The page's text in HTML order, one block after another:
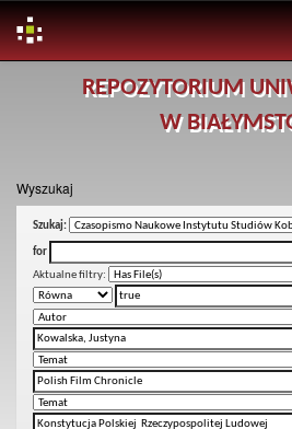
REPOZYTORIUM
W
Wyszukaj
Szukaj:
for
Aktualne filtry: